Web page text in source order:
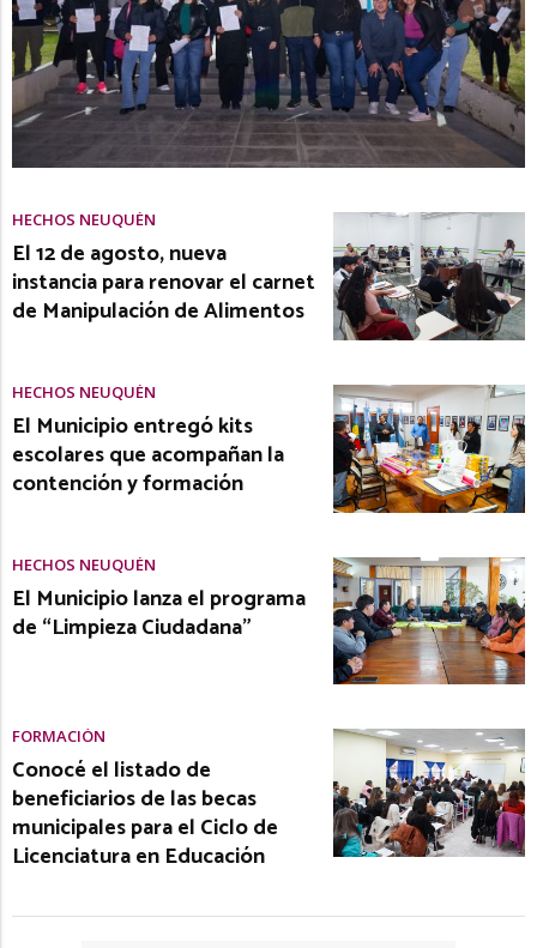
HECHOS NEUQUÉN
El 12 de agosto, nueva
instancia para renovar el carnet
de Manipulación de Alimentos
HECHOS NEUQUÉN
El Municipio entregó kits
escolares que acompañan la
contención y formación
HECHOS NEUQUÉN
El Municipio lanza el programa
de “Limpieza Ciudadana”
FORMACIÓN
Conocé el listado de
beneficiarios de las becas
municipales para el Ciclo de
Licenciatura en Educación